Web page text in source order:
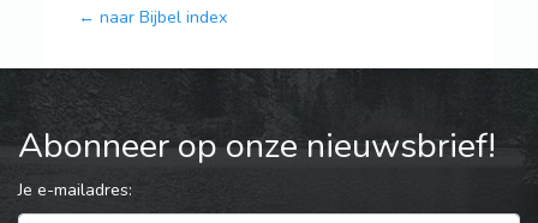
← naar Bijbel index
Abonneer op onze nieuwsbrief!
Je e-mailadres: